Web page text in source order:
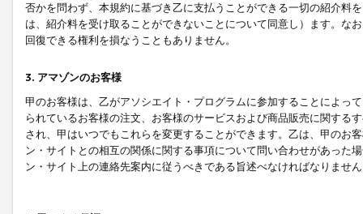
否かを問わず、本規約に基づき乙に支払うことができる一切の紹介料
は、紹介料を受け取ることができないことについて同意し）ます。な
回復できる権利を損なうこともありません。
3. アマゾンのお客様
甲のお客様は、乙がアソシエイト・プログラムに参加することによっ
られているお客様の注文、お客様のサービスおよび商品販売に関する
され、甲はいつでもこれらを変更することができます。乙は、甲のお
ン・サイトとの相互の関係に関する事項について問い合わせがあった
ン・サイト上の連絡先案内に従うべきである旨述べなければなりませ